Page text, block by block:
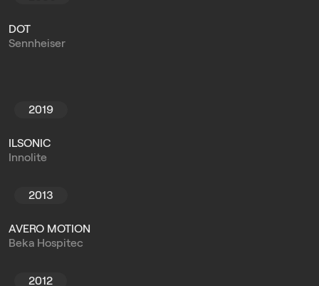
DOT
Sennheiser
2019
ILSONIC
Innolite
2013
AVERO MOTION
Beka Hospitec
2012